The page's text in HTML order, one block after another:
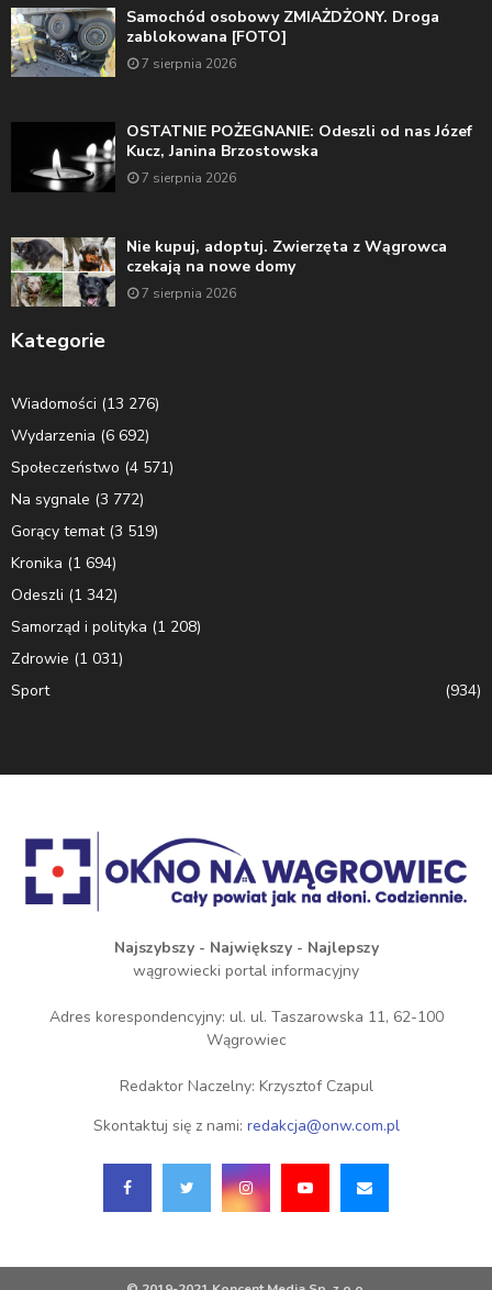
Samochód osobowy ZMIAŻDŻONY. Droga
zablokowana [FOTO]
7 sierpnia 2026
OSTATNIE POŻEGNANIE: Odeszli od nas Józef
Kucz, Janina Brzostowska
7 sierpnia 2026
Nie kupuj, adoptuj. Zwierzęta z Wągrowca
czekają na nowe domy
7 sierpnia 2026
Kategorie
Wiadomości (13 276)
Wydarzenia (6 692)
Społeczeństwo (4 571)
Na sygnale (3 772)
Gorący temat(3 519)
Kronika (1 694)
Odeszli (1 342)
Samorząd i polityka (1 208)
Zdrowie (1 031)
Sport
(934)
Najszybszy - Największy - Najlepszy
wągrowiecki portal informacyjny
Adres korespondencyjny: ul. ul. Taszarowska 11, 62-100
Wągrowiec
Redaktor Naczelny: Krzysztof Czapul
Skontaktuj się z nami: redakcja@onw.com.pl